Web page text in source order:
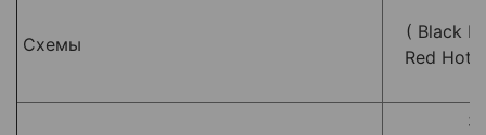
Схемы
( Black
Red Hot,
3